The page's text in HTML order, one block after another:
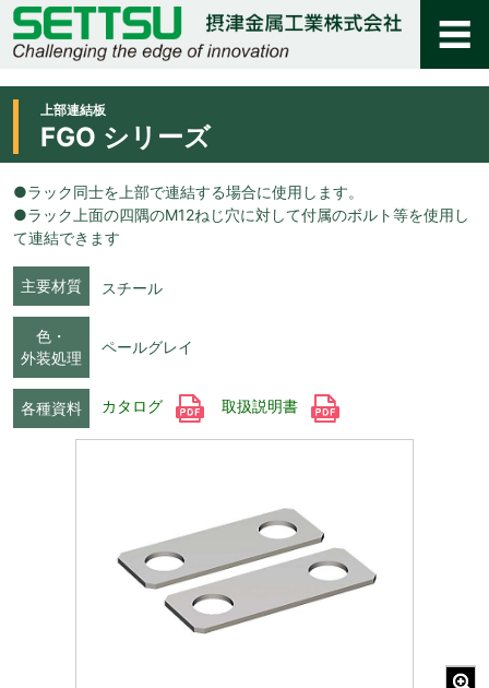
上部連結板
FGO シリーズ
●ラック同士を上部で連結する場合に使用します。
●ラック上面の四隅のM12ねじ穴に対して付属のボルト等を使用し
て連結できます
主要材質 スチール
色・
外装処理
ペールグレイ
各種資料 カタログ 取扱説明書